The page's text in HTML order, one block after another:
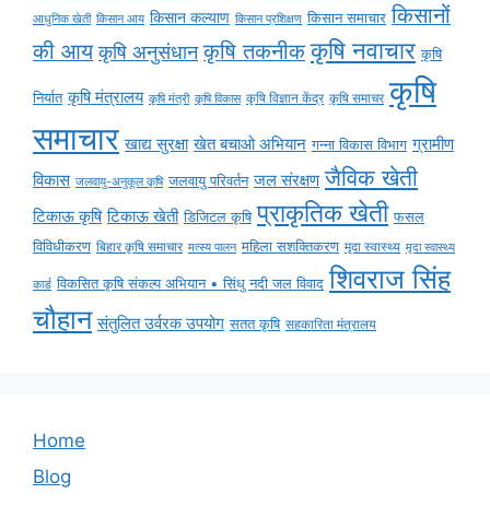
आधुनिक खेती किसान आय किसान कल्याण किसान प्रशिक्षण किसान समाचार किसानों
की आय कृषि अनुसंधान कृषि तकनीक कृषि नवाचार कृषि
निर्यात कृषि मंत्रालय कृषि मंत्री कृषि विकास कृषि विज्ञान केंद्र कृषि समाचर कृषि
समाचार खाद्य सुरक्षा खेत बचाओ अभियान गन्ना विकास विभाग ग्रामीण
विकास जलवायु-अनुकूल कृषि जलवायु परिवर्तन जल संरक्षण जैविक खेती
टिकाऊ कृषि टिकाऊ खेती डिजिटल कृषि प्राकृतिक खेती फसल
विविधीकरण बिहार कृषि समाचार मत्स्य पालन महिला सशक्तिकरण मृदा स्वास्थ्य मृदा स्वास्थ्य
कार्ड विकसित कृषि संकल्प अभियान • सिंधु नदी जल विवाद शिवराज सिंह
चौहान संतुलित उर्वरक उपयोग सतत कृषि सहकारिता मंत्रालय
Home
Blog